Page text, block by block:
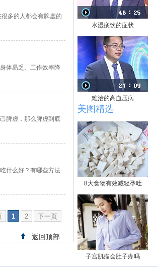
多的人都会有脾虚的
体易乏、工作效率降
脾虚，那么脾虚到底
什么好？有哪些方法
1 2 下一页
返回顶部
水湿痰饮的症状
难治的高血压病
美图精选
8大食物有效减轻孕吐
子宫肌瘤会肚子疼吗